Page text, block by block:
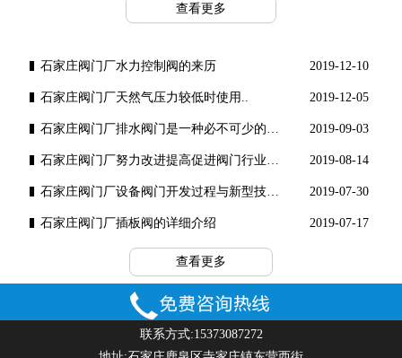
查看更多
石家庄阀门厂水力控制阀的来历 2019-12-10
石家庄阀门厂​天然气压力较低时使用.. 2019-12-05
2019-09-03
2019-08-14
2019-07-30
石家庄阀门厂插板阀的详细介绍 2019-07-17
查看更多
联系方式:15373087272